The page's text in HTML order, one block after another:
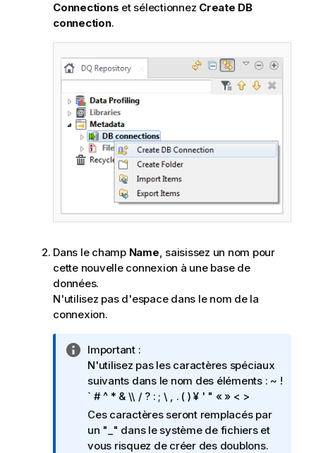
Connections et sélectionnez Create DB
connection.
Dans le champ Name, saisissez un nom pour
cette nouvelle connexion à une base de
données.
N'utilisez pas d'espace dans le nom de la
connexion.
N
o
t
e
I
n
f
Important :
N'utilisez pas les caractères spéciaux
suivants dans le nom des éléments : ~ !
` # ^ * & \\ / ? : ; \ , . ( ) ¥ ' " « » < >
Ces caractères seront remplacés par
un "_" dans le système de fichiers et
vous risquez de créer des doublons.